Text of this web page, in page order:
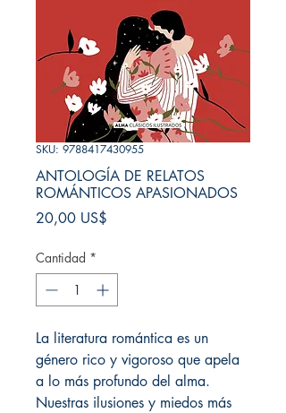
SKU: 9788417430955
ANTOLOGÍA DE RELATOS
ROMÁNTICOS APASIONADOS
20,00 US$
Cantidad *
La literatura romántica es un
género rico y vigoroso que apela
a lo más profundo del alma.
Nuestras ilusiones y miedos más